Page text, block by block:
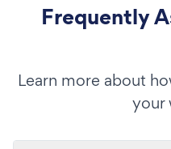
Frequently
Learn more about
your